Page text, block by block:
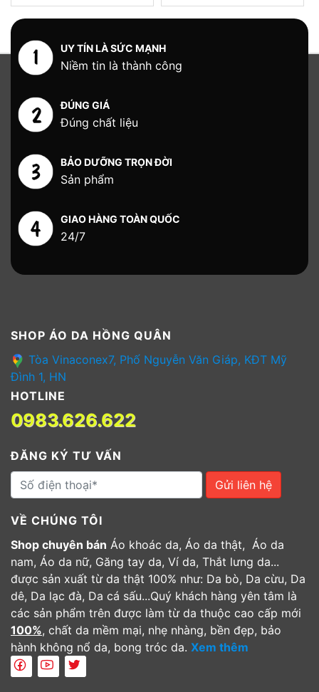
UY TÍN LÀ SỨC MẠNH
Niềm tin là thành công
ĐÚNG GIÁ
Đúng chất liệu
BẢO DƯỠNG TRỌN ĐỜI
Sản phẩm
GIAO HÀNG TOÀN QUỐC
24/7
SHOP ÁO DA HỒNG QUÂN
Tòa Vinaconex7, Phố Nguyễn Văn Giáp, KĐT Mỹ
Đình 1, HN
HOTLINE
0983.626.622
ĐĂNG KÝ TƯ VẤN
Gửi liên hệ
VỀ CHÚNG TÔI
Shop chuyên bán Áo khoác da, Áo da thật, Áo da
nam, Áo da nữ, Găng tay da, Ví da, Thắt lưng da...
được sản xuất từ da thật 100% như: Da bò, Da cừu, Da
dê, Da lạc đà, Da cá sấu...Quý khách hàng yên tâm là
các sản phẩm trên được làm từ da thuộc cao cấp mới
100%, chất da mềm mại, nhẹ nhàng, bền đẹp, bảo
hành không nổ da, bong tróc da. Xem thêm